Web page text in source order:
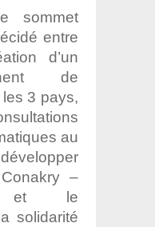
sommet
entre
d’un
de
3 pays,
au
–
et le
solidarité